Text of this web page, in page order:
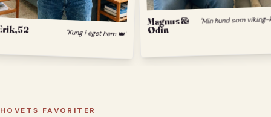
52 "Kung i eget hem 👑"
Magnus &
Odin
HOVETS FAVORITER